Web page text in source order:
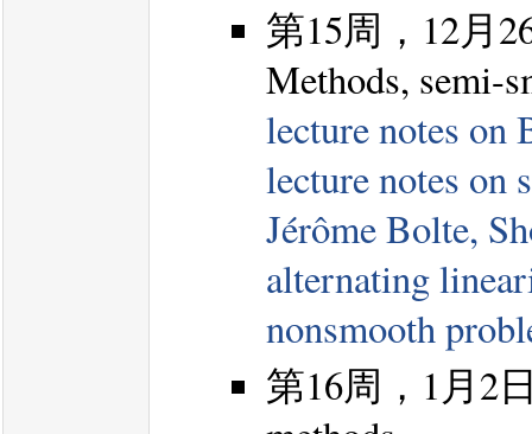
第15周，12月
Methods, semi-
lecture notes on
lecture notes on
Jérôme Bolte,
alternating
nonsmooth
第16周，1月2